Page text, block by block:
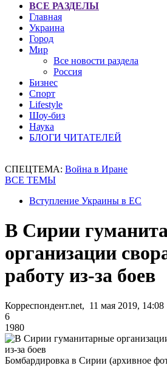
ВСЕ РАЗДЕЛЫ
Главная
Украина
Город
Мир
Все новости раздела
Россия
Бизнес
Спорт
Lifestyle
Шоу-биз
Наука
БЛОГИ ЧИТАТЕЛЕЙ
СПЕЦТЕМА: Война в Иране
ВСЕ ТЕМЫ
Вступление Украины в ЕС
В Сирии
организации
работу из-за боев
Корреспондент.net, 11 мая 2019, 14:08
6
1980
Бомбардировка в Сирии (архивное